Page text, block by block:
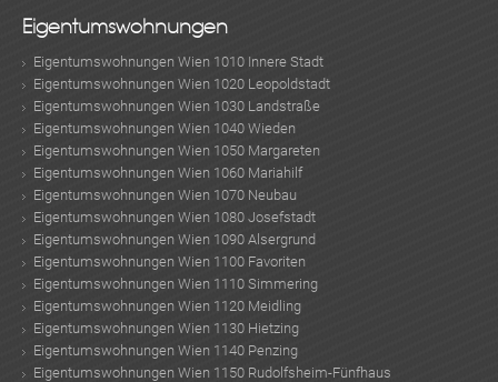
Eigentumswohnungen
Eigentumswohnungen Wien 1010 Innere Stadt
Eigentumswohnungen Wien 1020 Leopoldstadt
Eigentumswohnungen Wien 1030 Landstraße
Eigentumswohnungen Wien 1040 Wieden
Eigentumswohnungen Wien 1050 Margareten
Eigentumswohnungen Wien 1060 Mariahilf
Eigentumswohnungen Wien 1070 Neubau
Eigentumswohnungen Wien 1080 Josefstadt
Eigentumswohnungen Wien 1090 Alsergrund
Eigentumswohnungen Wien 1100 Favoriten
Eigentumswohnungen Wien 1110 Simmering
Eigentumswohnungen Wien 1120 Meidling
Eigentumswohnungen Wien 1130 Hietzing
Eigentumswohnungen Wien 1140 Penzing
Eigentumswohnungen Wien 1150 Rudolfsheim-Fünfhaus